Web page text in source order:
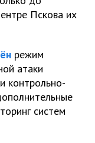
Пскова их
режим
атаки
контрольно-
систем